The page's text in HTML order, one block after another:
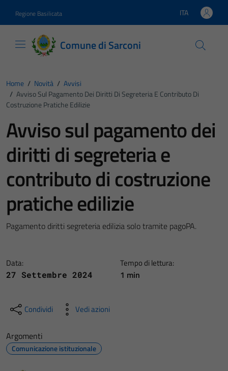
Regione Basilicata Lingua attiva:
ITA
Comune di Sarconi
Home / Novità / Avvisi
/ Avviso Sul Pagamento Dei Diritti Di Segreteria E Contributo Di
Costruzione Pratiche Edilizie
Avviso sul pagamento dei
diritti di segreteria e
contributo di costruzione
pratiche edilizie
Pagamento diritti segreteria edilizia solo tramite pagoPA.
Data:
27 Settembre 2024
Tempo di lettura:
1 min
Condividi Vedi azioni
Argomenti
Comunicazione istituzionale